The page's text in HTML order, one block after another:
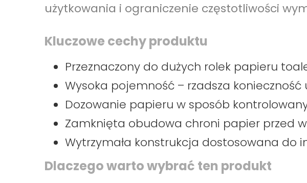
użytkowania i ograniczenie częstotliwości
Kluczowe cechy produktu
Przeznaczony do dużych rolek papieru
Wysoka pojemność – rzadsza konieczność
Dozowanie papieru w sposób
Zamknięta obudowa chroni papier przed
Wytrzymała konstrukcja dostosowana do
Dlaczego warto wybrać ten produkt